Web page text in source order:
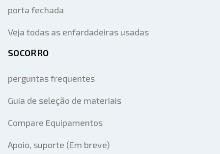
porta fechada
Veja todas as enfardadeiras usadas
SOCORRO
perguntas frequentes
Guia de seleção de materiais
Compare Equipamentos
Apoio, suporte (Em breve)